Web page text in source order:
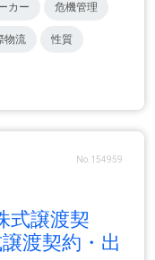
カー 危機管理
物流 性質
No.154959
式譲渡契
渡契約・出